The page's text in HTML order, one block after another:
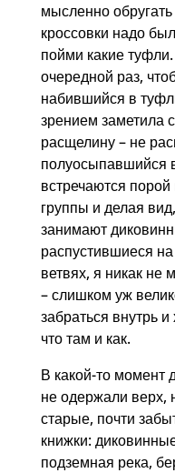
мысленно
кроссовки надо
пойми какие
очередной раз,
набившийся в
зрением заметила
расщелину – не
полуосыпавшийся
встречаются
группы и делая
занимают
распустившиеся
ветвях, я никак не
– слишком уж
забраться внутрь
что там и как.
В какой-то момент
не одержали верх,
старые, почти
книжки:
подземная река,